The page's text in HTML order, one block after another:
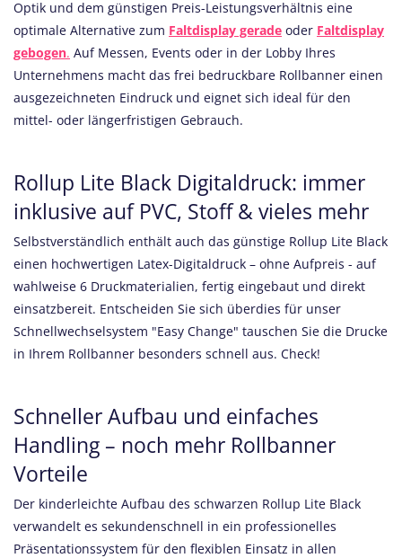
Optik und dem günstigen Preis-Leistungsverhältnis eine
optimale Alternative zum Faltdisplay gerade oder Faltdisplay
gebogen. Auf Messen, Events oder in der Lobby Ihres
Unternehmens macht das frei bedruckbare Rollbanner einen
ausgezeichneten Eindruck und eignet sich ideal für den
mittel- oder längerfristigen Gebrauch.
Rollup Lite Black Digitaldruck: immer
inklusive auf PVC, Stoff & vieles mehr
Selbstverständlich enthält auch das günstige Rollup Lite Black
einen hochwertigen Latex-Digitaldruck – ohne Aufpreis - auf
wahlweise 6 Druckmaterialien, fertig eingebaut und direkt
einsatzbereit. Entscheiden Sie sich überdies für unser
Schnellwechselsystem "Easy Change" tauschen Sie die Drucke
in Ihrem Rollbanner besonders schnell aus. Check!
Schneller Aufbau und einfaches
Handling – noch mehr Rollbanner
Vorteile
Der kinderleichte Aufbau des schwarzen Rollup Lite Black
verwandelt es sekundenschnell in ein professionelles
Präsentationssystem für den flexiblen Einsatz in allen